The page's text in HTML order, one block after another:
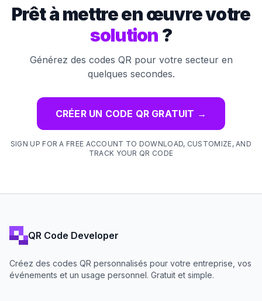
Prêt à mettre en œuvre votre
solution ?
Générez des codes QR pour votre secteur en
quelques secondes.
CRÉER UN CODE QR GRATUIT →
SIGN UP FOR A FREE ACCOUNT TO DOWNLOAD, CUSTOMIZE, AND
TRACK YOUR QR CODE
QR Code Developer
Créez des codes QR personnalisés pour votre entreprise, vos
événements et un usage personnel. Gratuit et simple.